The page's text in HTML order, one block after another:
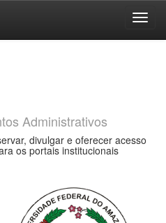
Administrativos
divulgar e oferecer acesso
os portais institucionais